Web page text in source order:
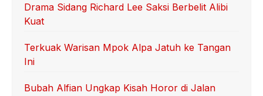
Drama Sidang Richard Lee Saksi Berbelit Alibi
Kuat
Terkuak Warisan Mpok Alpa Jatuh ke Tangan
Ini
Bubah Alfian Ungkap Kisah Horor di Jalan